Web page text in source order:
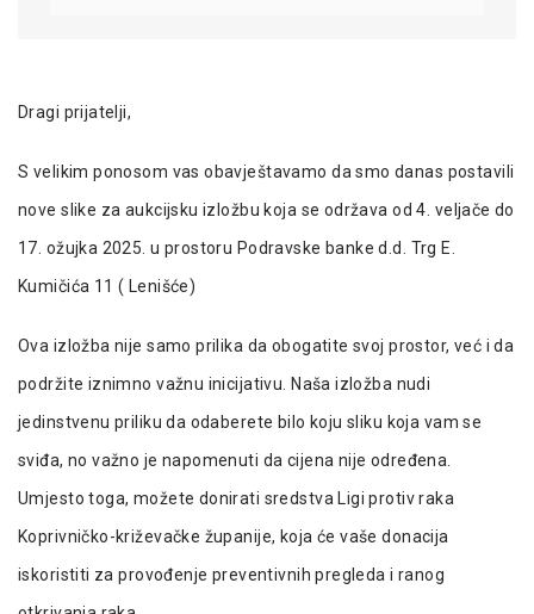
Dragi prijatelji,
S velikim ponosom vas obavještavamo da smo danas postavili
nove slike za aukcijsku izložbu koja se održava od 4. veljače do
17. ožujka 2025. u prostoru Podravske banke d.d. Trg E.
Kumičića 11 ( Lenišće)
Ova izložba nije samo prilika da obogatite svoj prostor, već i da
podržite iznimno važnu inicijativu. Naša izložba nudi
jedinstvenu priliku da odaberete bilo koju sliku koja vam se
sviđa, no važno je napomenuti da cijena nije određena.
Umjesto toga, možete donirati sredstva Ligi protiv raka
Koprivničko-križevačke županije, koja će vaše donacija
iskoristiti za provođenje preventivnih pregleda i ranog